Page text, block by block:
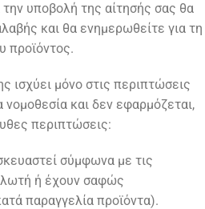
υποβολή της αίτησής σας θα
και θα ενημερωθείτε για τη
προϊόντος.
ισχύει μόνο στις περιπτώσεις
και δεν εφαρμόζεται,
περιπτώσεις:
σύμφωνα με τις
ή έχουν σαφώς
παραγγελία προϊόντα).